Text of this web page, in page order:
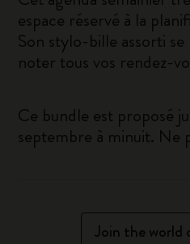
espace réservé à la
Son stylo-bille assorti
noter tous vos rendez-
Ce bundle est proposé
septembre à minuit. Ne
Join the world